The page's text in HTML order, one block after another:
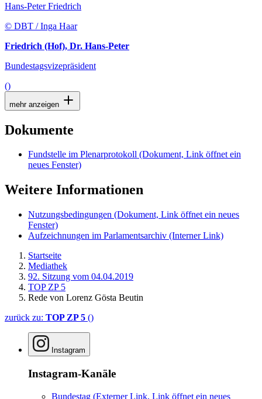
Hans-Peter Friedrich
© DBT / Inga Haar
Friedrich (Hof), Dr. Hans-Peter
Bundestagsvizepräsident
()
mehr anzeigen
Dokumente
Fundstelle im Plenarprotokoll (Dokument, Link öffnet ein
neues Fenster)
Weitere Informationen
Nutzungsbedingungen (Dokument, Link öffnet ein neues
Fenster)
Aufzeichnungen im Parlamentsarchiv (Interner Link)
Startseite
Mediathek
92. Sitzung vom 04.04.2019
TOP ZP 5
Rede von Lorenz Gösta Beutin
zurück zu: TOP ZP 5 ()
Instagram
Instagram-Kanäle
Bundestag (Externer Link, Link öffnet ein neues